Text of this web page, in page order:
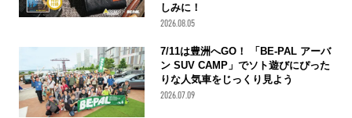
しみに！
2026.08.05
7/11は豊洲へGO！ 「BE-PAL アーバ
ン SUV CAMP」でソト遊びにぴった
りな人気車をじっくり見よう
2026.07.09